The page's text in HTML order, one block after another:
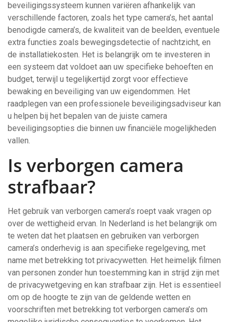
beveiligingssysteem kunnen variëren afhankelijk van
verschillende factoren, zoals het type camera’s, het aantal
benodigde camera’s, de kwaliteit van de beelden, eventuele
extra functies zoals bewegingsdetectie of nachtzicht, en
de installatiekosten. Het is belangrijk om te investeren in
een systeem dat voldoet aan uw specifieke behoeften en
budget, terwijl u tegelijkertijd zorgt voor effectieve
bewaking en beveiliging van uw eigendommen. Het
raadplegen van een professionele beveiligingsadviseur kan
u helpen bij het bepalen van de juiste camera
beveiligingsopties die binnen uw financiële mogelijkheden
vallen.
Is verborgen camera
strafbaar?
Het gebruik van verborgen camera’s roept vaak vragen op
over de wettigheid ervan. In Nederland is het belangrijk om
te weten dat het plaatsen en gebruiken van verborgen
camera’s onderhevig is aan specifieke regelgeving, met
name met betrekking tot privacywetten. Het heimelijk filmen
van personen zonder hun toestemming kan in strijd zijn met
de privacywetgeving en kan strafbaar zijn. Het is essentieel
om op de hoogte te zijn van de geldende wetten en
voorschriften met betrekking tot verborgen camera’s om